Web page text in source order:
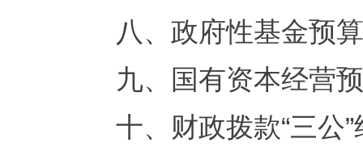
八、 政府性基金预算
九、国有资本经营
十、财政拨款“三公